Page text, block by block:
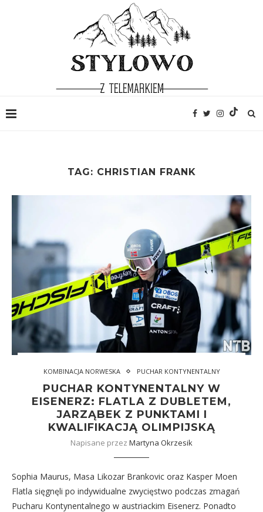
TAG: CHRISTIAN FRANK
KOMBINACJA NORWESKA PUCHAR KONTYNENTALNY
PUCHAR KONTYNENTALNY W
EISENERZ: FLATLA Z DUBLETEM,
JARZĄBEK Z PUNKTAMI I
KWALIFIKACJĄ OLIMPIJSKĄ
Napisane przez Martyna Okrzesik
Sophia Maurus, Masa Likozar Brankovic oraz Kasper Moen
Flatla sięgnęli po indywidualne zwycięstwo podczas zmagań
Pucharu Kontynentalnego w austriackim Eisenerz. Ponadto